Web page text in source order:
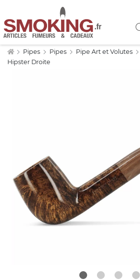
Pipes Pipes Pipe Art et Volutes
Hipster Droite